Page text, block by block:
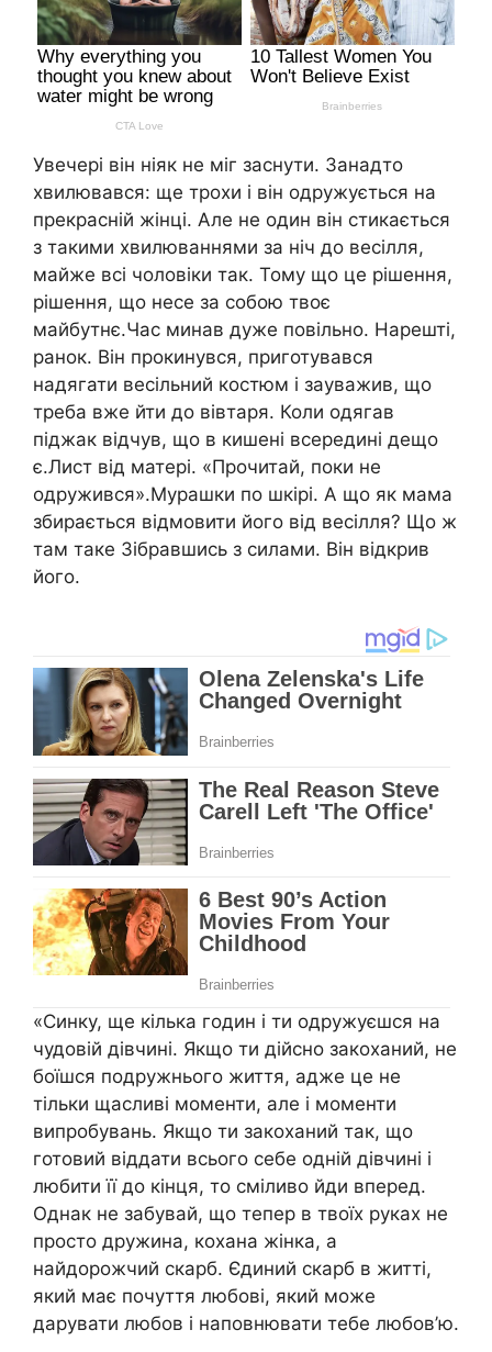
Увечері він ніяк не міг заснути. Занадто
хвилювався: ще трохи і він одружується на
прекрасній жінці. Але не один він стикається
з такими хвилюваннями за ніч до весілля,
майже всі чоловіки так. Тому що це рішення,
рішення, що несе за собою твоє
майбутнє.Час минав дуже повільно. Нарешті,
ранок. Він прокинувся, приготувався
надягати весільний костюм і зауважив, що
треба вже йти до вівтаря. Коли одягав
піджак відчув, що в кишені всередині дещо
є.Лист від матері. «Прочитай, поки не
одружився».Мурашки по шкірі. А що як мама
збирається відмовити його від весілля? Що ж
там таке Зібравшись з силами. Він відкрив
його.
«Синку, ще кілька годин і ти одружуєшся на
чудовій дівчині. Якщо ти дійсно закоханий, не
боїшся подружнього життя, адже це не
тільки щасливі моменти, але і моменти
випробувань. Якщо ти закоханий так, що
готовий віддати всього себе одній дівчині і
любити її до кінця, то сміливо йди вперед.
Однак не забувай, що тепер в твоїх руках не
просто дружина, кохана жінка, а
найдорожчий скарб. Єдиний скарб в житті,
який має почуття любові, який може
дарувати любов і наповнювати тебе любов’ю.